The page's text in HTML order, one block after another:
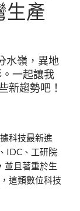
生產
水嶺，異地
一起讓我
新趨勢吧！
科技最新進
IDC、工研院
並且著重於生
這類數位科技